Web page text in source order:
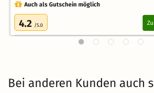
Auch als Gutschein möglich
4.2 /5.0
Bei anderen Kunden auch